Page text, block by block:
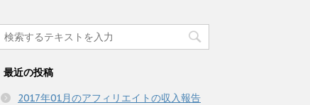
最近の投稿
2017年01月のアフィリエイトの収入報告